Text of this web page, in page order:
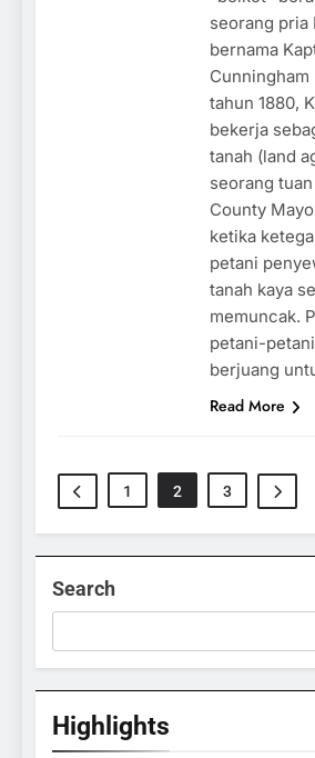
seorang pria
bernama
Cunningham
tahun 1880,
bekerja
tanah (land
seorang
County
ketika
petani
tanah kaya
memuncak.
petani-
berjuang
Read More
1 2 3
Search
Highlights